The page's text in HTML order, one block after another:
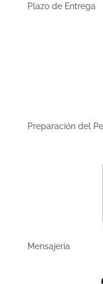
Plazo de Entrega
Preparación del
Mensajerí­a